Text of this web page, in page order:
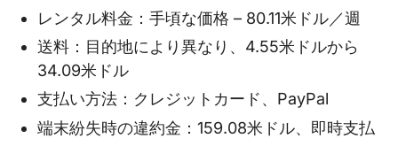
レンタル料金：手頃な価格 – 80.11米ドル／週
送料：目的地により異なり、4.55米ドルから
34.09米ドル
支払い方法：クレジットカード、PayPal
端末紛失時の違約金：159.08米ドル、即時支払